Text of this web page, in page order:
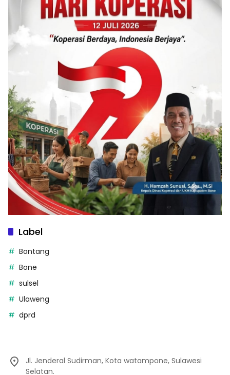
Label
Bontang
Bone
sulsel
Ulaweng
dprd
Jl. Jenderal Sudirman, Kota watampone, Sulawesi
Selatan.